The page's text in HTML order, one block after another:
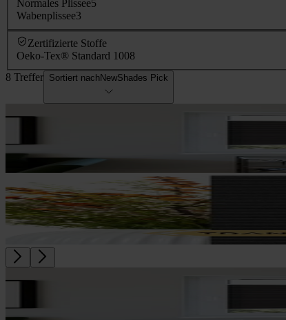
Normales Plissee5
Wabenplissee3
Zertifizierte Stoffe
Oeko-Tex® Standard 1008
8 Treffer Sortiert nachNewShades Pick